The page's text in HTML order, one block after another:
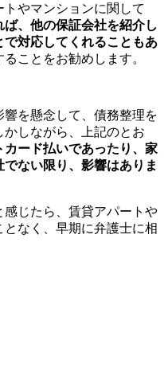
やマンションに関して
、他の保証会社を紹介し
対応してくれることもあ
ことをお勧めします。
を懸念して、債務整理を
しながら、上記のとお
ード払いであったり、家
ない限り、影響はありま
じたら、賃貸アパートや
なく、早期に弁護士に相